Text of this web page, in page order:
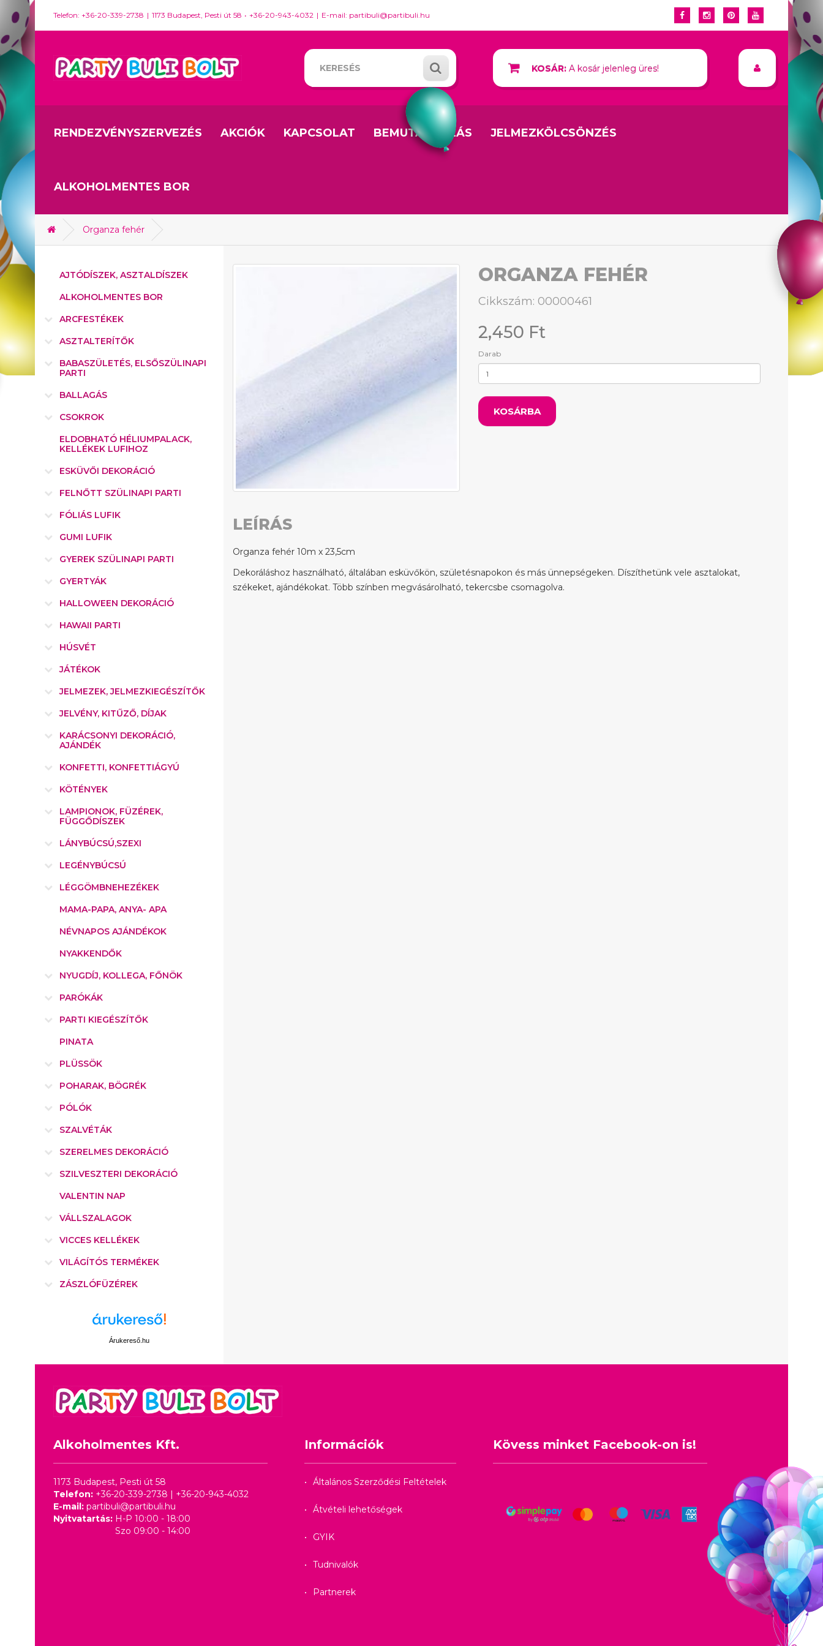
Telefon: +36-20-339-2738 1173 Budapest, Pesti út 58 +36-20-943-4032 E-mail: partibuli@partibuli.hu
KOSÁR: A kosár jelenleg üres!
RENDEZVÉNYSZERVEZÉS AKCIÓK KAPCSOLAT BEMUTATKOZÁS JELMEZKÖLCSÖNZÉS
ALKOHOLMENTES BOR
Organza fehér
AJTÓDÍSZEK, ASZTALDÍSZEK
ALKOHOLMENTES BOR
ARCFESTÉKEK
ASZTALTERÍTŐK
BABASZÜLETÉS, ELSŐSZÜLINAPI
PARTI
BALLAGÁS
CSOKROK
ELDOBHATÓ HÉLIUMPALACK,
KELLÉKEK LUFIHOZ
ESKÜVŐI DEKORÁCIÓ
FELNŐTT SZÜLINAPI PARTI
FÓLIÁS LUFIK
GUMI LUFIK
GYEREK SZÜLINAPI PARTI
GYERTYÁK
HALLOWEEN DEKORÁCIÓ
HAWAII PARTI
HÚSVÉT
JÁTÉKOK
JELMEZEK, JELMEZKIEGÉSZÍTŐK
JELVÉNY, KITŰZŐ, DÍJAK
KARÁCSONYI DEKORÁCIÓ,
AJÁNDÉK
KONFETTI, KONFETTIÁGYÚ
KÖTÉNYEK
LAMPIONOK, FÜZÉREK,
FÜGGŐDÍSZEK
LÁNYBÚCSÚ,SZEXI
LEGÉNYBÚCSÚ
LÉGGÖMBNEHEZÉKEK
MAMA-PAPA, ANYA- APA
NÉVNAPOS AJÁNDÉKOK
NYAKKENDŐK
NYUGDÍJ, KOLLEGA, FŐNÖK
PARÓKÁK
PARTI KIEGÉSZÍTŐK
PINATA
PLÜSSÖK
POHARAK, BÖGRÉK
PÓLÓK
SZALVÉTÁK
SZERELMES DEKORÁCIÓ
SZILVESZTERI DEKORÁCIÓ
VALENTIN NAP
VÁLLSZALAGOK
VICCES KELLÉKEK
VILÁGÍTÓS TERMÉKEK
ZÁSZLÓFÜZÉREK
Árukereső.hu
ORGANZA FEHÉR
Cikkszám: 00000461
2,450 Ft
Darab
KOSÁRBA
LEÍRÁS
Organza fehér 10m x 23,5cm
Dekoráláshoz használható, általában esküvőkön, születésnapokon és más ünnepségeken. Díszíthetünk vele asztalokat,
székeket, ajándékokat. Több színben megvásárolható, tekercsbe csomagolva.
Alkoholmentes Kft.
1173 Budapest, Pesti út 58
Telefon: +36-20-339-2738 | +36-20-943-4032
E-mail: partibuli@partibuli.hu
Nyitvatartás: H-P 10:00 - 18:00
Szo 09:00 - 14:00
Információk
Általános Szerződési Feltételek
Átvételi lehetőségek
GYIK
Tudnivalók
Partnerek
Kövess minket Facebook-on is!